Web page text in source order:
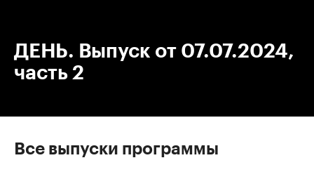
ДЕНЬ. Выпуск от 07.07.2024,
часть 2
Все выпуски программы